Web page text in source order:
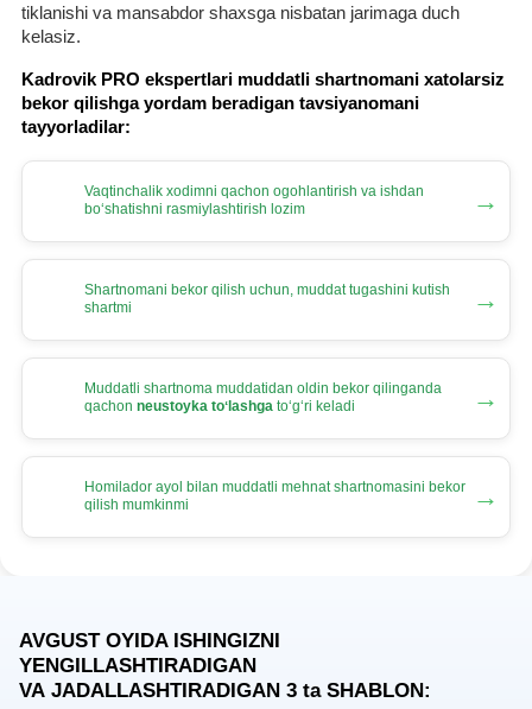
tiklanishi va mansabdor shaхsga nisbatan jarimaga duch
kelasiz.
Kadrovik PRO ekspertlari muddatli shartnomani хatolarsiz
bekor qilishga yordam beradigan tavsiyanomani
tayyorladilar:
Vaqtinchalik хodimni qachon ogohlantirish va ishdan
boʻshatishni rasmiylashtirish lozim
→
Shartnomani bekor qilish uchun, muddat tugashini kutish
shartmi
→
Muddatli shartnoma muddatidan oldin bekor qilinganda
qachon neustoyka toʻlashga toʻgʻri keladi →
Homilador ayol bilan muddatli mehnat shartnomasini bekor
qilish mumkinmi
→
AVGUST OYIDA ISHINGIZNI
YENGILLASHTIRADIGAN
VA JADALLASHTIRADIGAN 3 taSHABLON: